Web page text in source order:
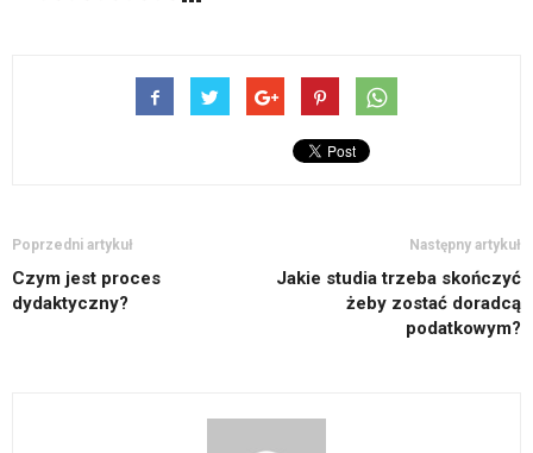
Poprzedni artykuł
Czym jest proces
dydaktyczny?
Następny artykuł
Jakie studia trzeba skończyć
żeby zostać doradcą
podatkowym?